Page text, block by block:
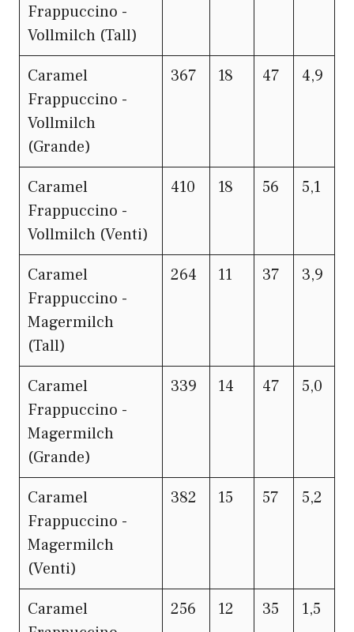
Frappuccino -
Vollmilch (Tall)
Caramel
Frappuccino -
Vollmilch
(Grande)
367 18 47 4,9
Caramel
Frappuccino -
Vollmilch (Venti)
410 18 56 5,1
Caramel
Frappuccino -
Magermilch
(Tall)
264 11 37 3,9
Caramel
Frappuccino -
Magermilch
(Grande)
339 14 47 5,0
Caramel
Frappuccino -
Magermilch
(Venti)
382 15 57 5,2
Caramel
256 12 35 1,5